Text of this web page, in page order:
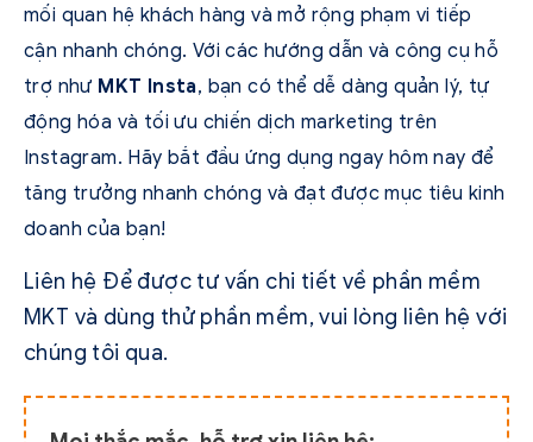
mối quan hệ khách hàng và mở rộng phạm vi tiếp
cận nhanh chóng. Với các hướng dẫn và công cụ hỗ
trợ như MKT Insta, bạn có thể dễ dàng quản lý, tự
động hóa và tối ưu chiến dịch marketing trên
Instagram. Hãy bắt đầu ứng dụng ngay hôm nay để
tăng trưởng nhanh chóng và đạt được mục tiêu kinh
doanh của bạn!
Liên hệ Để được tư vấn chi tiết về phần mềm
MKT và dùng thử phần mềm, vui lòng liên hệ với
chúng tôi qua.